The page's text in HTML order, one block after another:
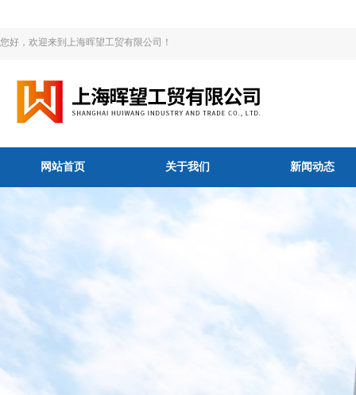
您好，欢迎来到上海晖望工贸有限公司！
网站首页 关于我们 新闻动态